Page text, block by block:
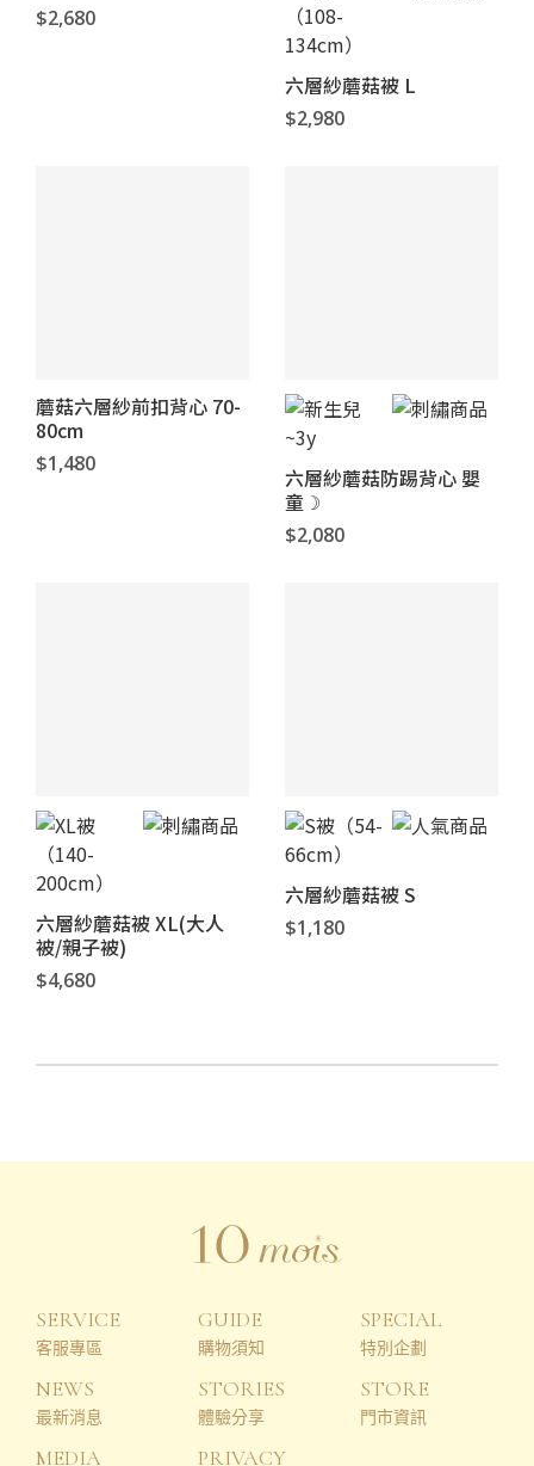
$2,680
六層紗蘑菇被 L
$2,980
蘑菇六層紗前扣背心 70-
80cm
$1,480
六層紗蘑菇防踢背心 嬰
童☽
$2,080
六層紗蘑菇被 XL(大人
被/親子被)
$4,680
六層紗蘑菇被 S
$1,180
SERVICE
客服專區
GUIDE
購物須知
SPECIAL
特別企劃
NEWS
最新消息
STORIES
體驗分享
STORE
門市資訊
MEDIA PRIVACY